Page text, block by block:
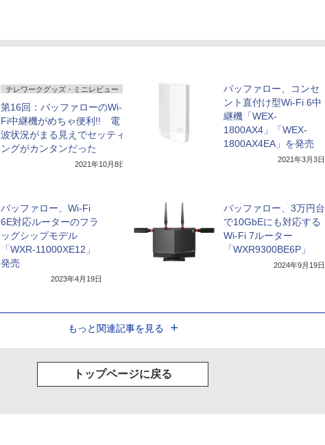
テレワークグッズ・ミニレビュー
第16回：バッファローのWi-
Fi中継機がめちゃ便利!! 電
波状況がまる見えでセッティ
ングがカンタンだった
2021年10月8日
バッファロー、コンセ
ント直付け型Wi-Fi 6中
継機「WEX-
1800AX4」「WEX-
1800AX4EA」を発売
2021年3月3日
バッファロー、Wi-Fi
6E対応ルーターのフラ
ッグシップモデル
「WXR-11000XE12」
発売
2023年4月19日
バッファロー、3万円台
で10GbEにも対応する
Wi-Fi 7ルーター
「WXR9300BE6P」
2024年9月19日
もっと関連記事を見る
トップページに戻る